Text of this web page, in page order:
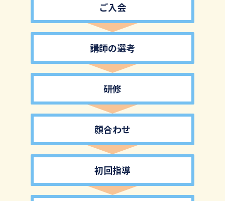
ご入会
講師の選考
研修
顔合わせ
初回指導